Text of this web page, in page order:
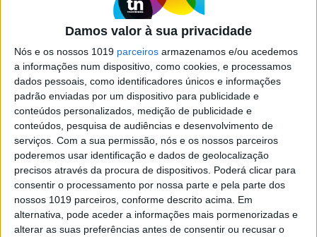
Damos valor à sua privacidade
Nós e os nossos 1019 parceiros armazenamos e/ou acedemos
a informações num dispositivo, como cookies, e processamos
dados pessoais, como identificadores únicos e informações
padrão enviadas por um dispositivo para publicidade e
conteúdos personalizados, medição de publicidade e
conteúdos, pesquisa de audiências e desenvolvimento de
serviços. Com a sua permissão, nós e os nossos parceiros
poderemos usar identificação e dados de geolocalização
precisos através da procura de dispositivos. Poderá clicar para
consentir o processamento por nossa parte e pela parte dos
nossos 1019 parceiros, conforme descrito acima. Em
alternativa, pode aceder a informações mais pormenorizadas e
alterar as suas preferências antes de consentir ou recusar o
SITES DO GRUPO TRUST IN NEWS
Visão Holofote
Caras Caras Decoração
Exame Exame Informática